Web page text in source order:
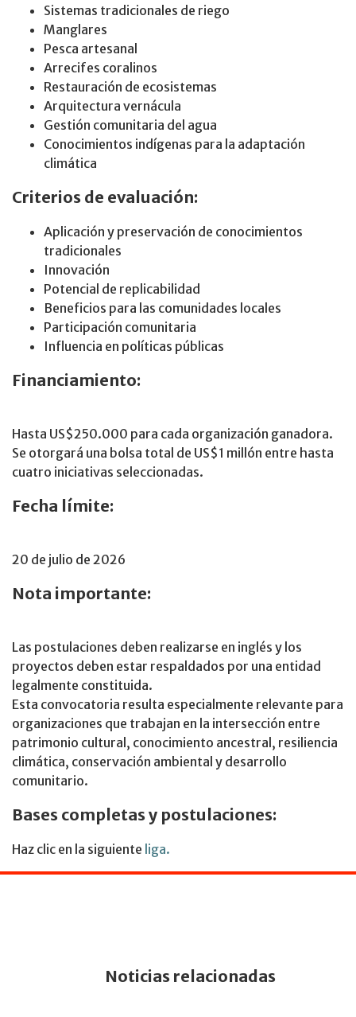
Sistemas tradicionales de riego
Manglares
Pesca artesanal
Arrecifes coralinos
Restauración de ecosistemas
Arquitectura vernácula
Gestión comunitaria del agua
Conocimientos indígenas para la adaptación
climática
Criterios de evaluación:
Aplicación y preservación de conocimientos
tradicionales
Innovación
Potencial de replicabilidad
Beneficios para las comunidades locales
Participación comunitaria
Influencia en políticas públicas
Financiamiento:
Hasta US$250.000 para cada organización ganadora.
Se otorgará una bolsa total de US$1 millón entre hasta
cuatro iniciativas seleccionadas.
Fecha límite:
20 de julio de 2026
Nota importante:
Las postulaciones deben realizarse en inglés y los
proyectos deben estar respaldados por una entidad
legalmente constituida.
Esta convocatoria resulta especialmente relevante para
organizaciones que trabajan en la intersección entre
patrimonio cultural, conocimiento ancestral, resiliencia
climática, conservación ambiental y desarrollo
comunitario.
Bases completas y postulaciones:
Haz clic en la siguiente liga.
Noticias relacionadas